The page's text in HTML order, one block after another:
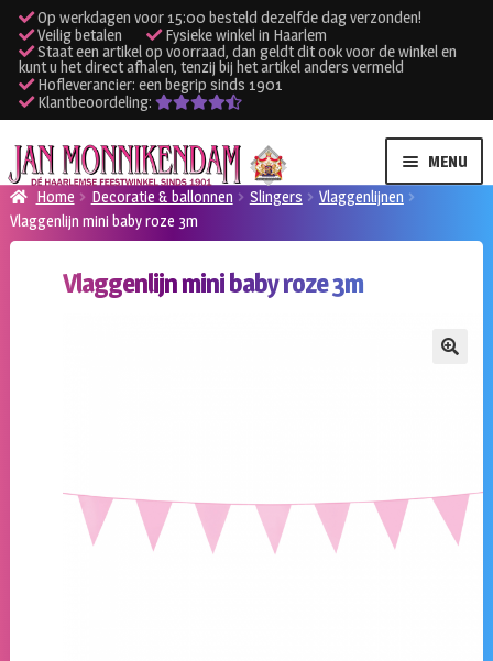
Op werkdagen voor 15:00 besteld dezelfde dag verzonden!
Veilig betalen
Fysieke winkel in Haarlem
Staat een artikel op voorraad, dan geldt dit ook voor de winkel en
kunt u het direct afhalen, tenzij bij het artikel anders vermeld
Hofleverancier: een begrip sinds 1901
Klantbeoordeling:
Ga
door
naar
navigatie
Ga
naar
de
inhoud
MENU
Verhuur kleding
Verhuur apparatuur
Home Decoratie & ballonnen Slingers
Vlaggenlijnen
Vlaggenlijn mini baby roze 3m
Vlaggenlijn mini baby roze 3m